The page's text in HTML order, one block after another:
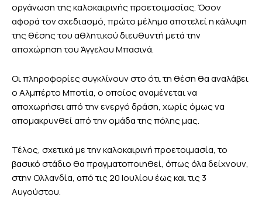
οργάνωση της καλοκαιρινής προετοιμασίας. Όσον
αφορά τον σχεδιασμό, πρώτο μέλημα αποτελεί η κάλυψη
της θέσης του αθλητικού διευθυντή μετά την
αποχώρηση του Άγγελου Μπασινά.
Οι πληροφορίες συγκλίνουν στο ότι τη θέση θα αναλάβει
ο Αλμπέρτο Μποτία, ο οποίος αναμένεται να
αποχωρήσει από την ενεργό δράση, χωρίς όμως να
απομακρυνθεί από την ομάδα της πόλης μας.
Τέλος, σχετικά με την καλοκαιρινή προετοιμασία, το
βασικό στάδιο θα πραγματοποιηθεί, όπως όλα δείχνουν,
στην Ολλανδία, από τις 20 Ιουλίου έως και τις 3
Αυγούστου.